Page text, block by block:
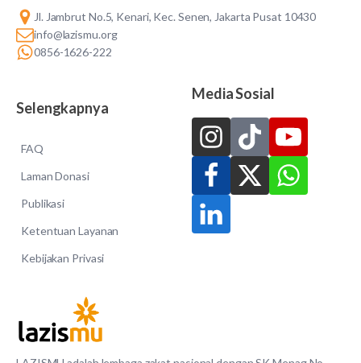
Jl. Jambrut No.5, Kenari, Kec. Senen, Jakarta Pusat 10430
info@lazismu.org
0856-1626-222
Selengkapnya
FAQ
Laman Donasi
Publikasi
Ketentuan Layanan
Kebijakan Privasi
Media Sosial